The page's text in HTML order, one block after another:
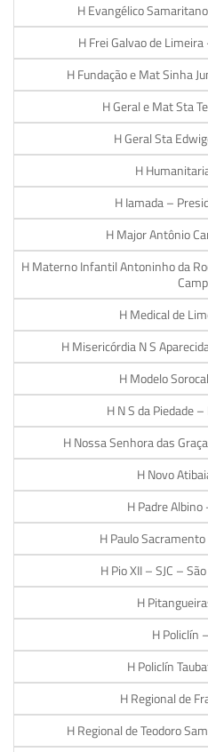
H Evangélico
H Frei Galvao de
H Fundação e Mat Sinha
H Geral e Mat Sta
H Geral Sta
H
H Iamada –
H Major Antônio
H Materno Infantil Antoninho da
H Medical de
H Misericórdia N S
H Modelo
H N S da Piedade
H Nossa Senhora das
H Novo
H Padre
H Paulo
H Pio XII – SJC –
H
H Policlín
H Policlín
H Regional de
H Regional de Teodoro